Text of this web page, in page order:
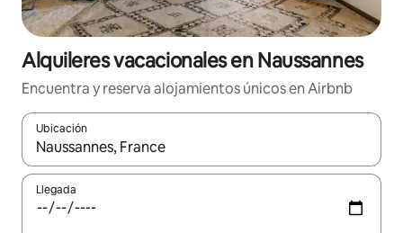
Alquileres vacacionales en Naussannes
Encuentra y reserva alojamientos únicos en Airbnb
Ubicación
Cuando los resultados estén disponibles, navega con las
Llegada